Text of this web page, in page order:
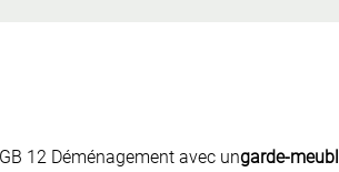
12 Déménagement avec ungarde-